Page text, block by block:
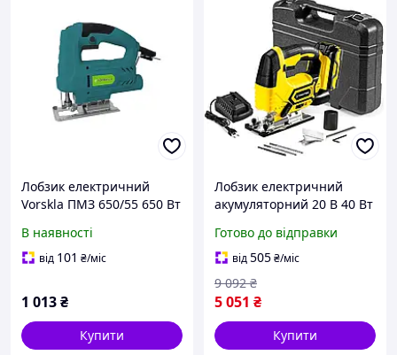
Лобзик електричний
Vorskla ПМЗ 650/55 650 Вт
розпилювання різних
матеріалів
В наявності
від 101 ₴/міс
1 013₴
Купити
Лобзик електричний
акумуляторний 20 В 40 Вт
Trotec MK-0776
Готово до відправки
від505₴/міс
5 051 ₴
9 092 ₴
Купити